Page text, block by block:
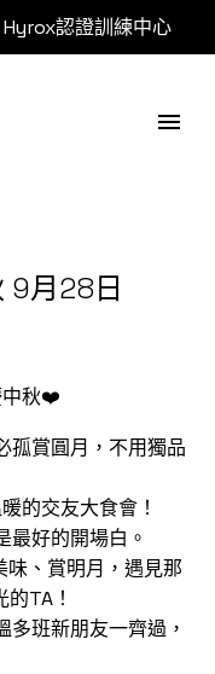
Hyrox認證訓練中心
9月28日
秋❤️
孤賞圓月，不用獨品
的交友大食會！
最好的開場白。
、賞明月，遇見那
TA！
班新朋友一齊過，